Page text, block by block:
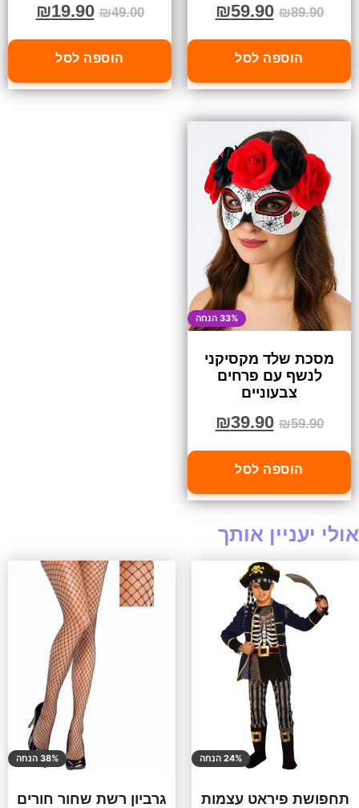
₪89.90
₪59.90
הוספה לסל
₪49.00
₪19.90
הוספה לסל
33% הנחה
מסכת שלד מקסיקני
לנשף עם פרחים
צבעוניים
₪59.90
₪39.90
הוספה לסל
אולי יעניין אותך
24% הנחה
תחפושת פיראט עצמות
38% הנחה
גרביון רשת שחור חורים